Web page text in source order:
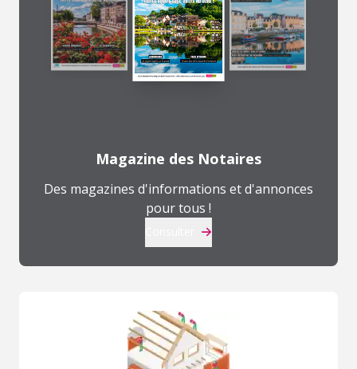
Magazine des Notaires
Des magazines d'informations et d'annonces
pour tous !